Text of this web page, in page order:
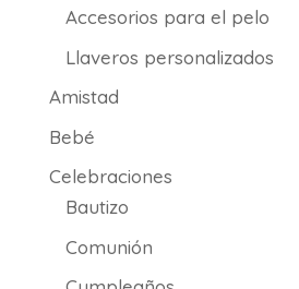
19.50€
Accesorios para el pelo
Llaveros personalizados
Amistad
Bebé
Celebraciones
Bautizo
Comunión